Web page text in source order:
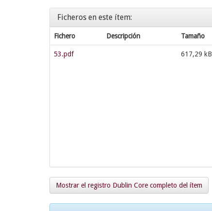
Ficheros en este ítem:
Fichero Descripción Tamaño
53.pdf 617,29 kB
Mostrar el registro Dublin Core completo del ítem